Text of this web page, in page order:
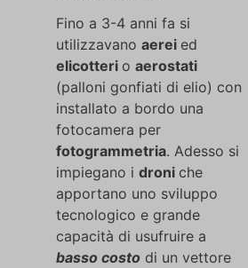
Fino a 3-4 anni fa si
utilizzavano aerei ed
elicotteri o aerostati
(palloni gonfiati di elio) con
installato a bordo una
fotocamera per
fotogrammetria. Adesso si
impiegano i droni che
apportano uno sviluppo
tecnologico e grande
capacità di usufruire a
basso costo di un vettore